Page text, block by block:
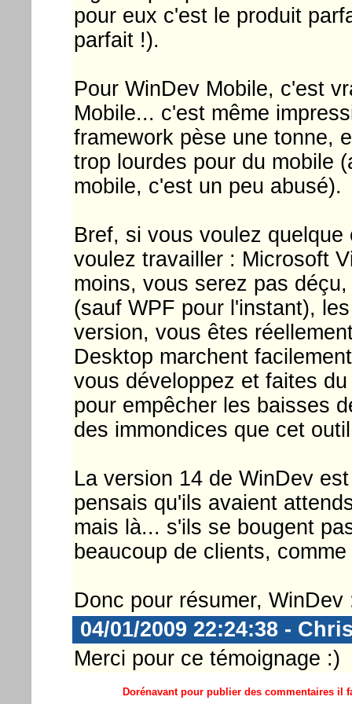
pour eux c'est le produit
parfait !).
Pour WinDev Mobile, c'est
Mobile... c'est même
framework pèse une tonne,
trop lourdes pour du mobile
mobile, c'est un peu abusé).
Bref, si vous voulez
voulez travailler : Microsoft
moins, vous serez pas
(sauf WPF pour l'instant),
version, vous êtes
Desktop marchent
vous développez et faites
pour empêcher les baisses
des immondices que cet
La version 14 de WinDev
pensais qu'ils avaient
mais là... s'ils se bougent
beaucoup de clients,
Donc pour résumer, WinDev
04/01/2009 22:24:38 -
Merci pour ce témoignage :)
Dorénavant pour publier des commentaires il